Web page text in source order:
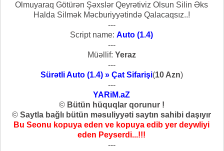
Olmuyaraq Götürən Şəxslər Qeyrətiviz Olsun Silin Əks
Halda Silmək Məcburiyyətində Qalacaqsız..!
---
Script name: Auto (1.4)
---
Müəllif: Yeraz
---
Sürətli Auto (1.4) » Çat Sifarişi(10 Azn)
---
YARiM.aZ
© Bütün hüquqlar qorunur !
© Saytla bağlı bütün məsuliyyəti saytın sahibi daşıyır
Bu Seonu kopuya eden ve kopuya edib yer deywliyi
eden Peyserdi...!!!
---